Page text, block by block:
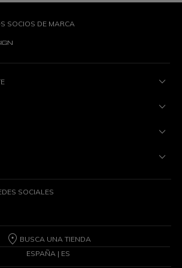
SOCIOS DE MARCA
SOCIALES
BUSCA UNA TIENDA
ESPAÑA | ES